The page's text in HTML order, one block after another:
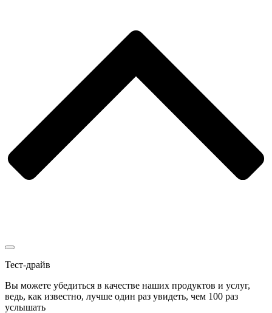
Тест-драйв
Вы можете убедиться в качестве наших продуктов и услуг,
ведь, как известно, лучше один раз увидеть, чем 100 раз
услышать